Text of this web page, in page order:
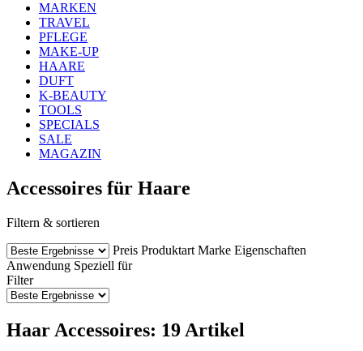
MARKEN
TRAVEL
PFLEGE
MAKE-UP
HAARE
DUFT
K-BEAUTY
TOOLS
SPECIALS
SALE
MAGAZIN
Accessoires für Haare
Filtern & sortieren
Preis Produktart Marke Eigenschaften
Anwendung Speziell für
Filter
Haar Accessoires: 19 Artikel